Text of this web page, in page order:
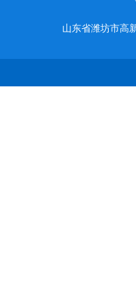
山东省潍坊市高